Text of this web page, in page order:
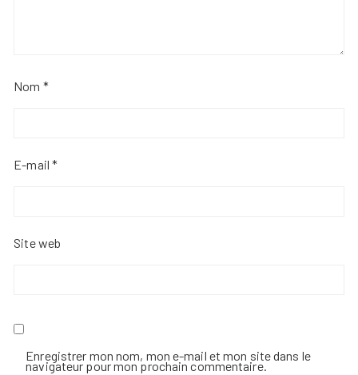
Nom *
E-mail*
Site web
Enregistrer mon nom, mon e-mail et mon site dans le
navigateur pour mon prochain commentaire.